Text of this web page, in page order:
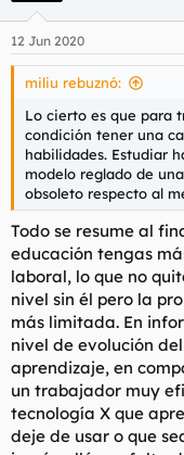
de que deberían
empresas o cambiar
nuevos mercados o
pensamiento crítico
mayo.
e
s
12 Jun 2020
miliu rebuznó:
Lo cierto es que para
condición tener una
habilidades. Estudiar
modelo reglado de
obsoleto respecto al
Todo se resume al
educación tengas
laboral, lo que no
nivel sin él pero la
más limitada. En
nivel de evolución
aprendizaje, en
un trabajador muy
tecnología X que
deje de usar o que